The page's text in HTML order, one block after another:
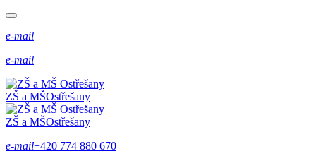
e-mail
e-mail
ZŠ a MŠOstřešany
ZŠ a MŠOstřešany
e-mail+420 774 880 670